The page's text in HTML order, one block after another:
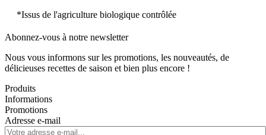
*Issus de l'agriculture biologique contrôlée
Abonnez-vous à notre newsletter
Nous vous informons sur les promotions, les nouveautés, de
délicieuses recettes de saison et bien plus encore !
Produits
Informations
Promotions
Adresse e-mail